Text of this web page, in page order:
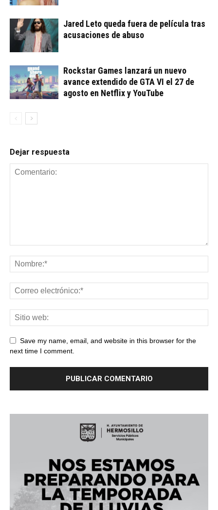
Jared Leto queda fuera de película tras
acusaciones de abuso
Rockstar Games lanzará un nuevo
avance extendido de GTA VI el 27 de
agosto en Netflix y YouTube
Dejar respuesta
Save my name, email, and website in this browser for the
next time I comment.